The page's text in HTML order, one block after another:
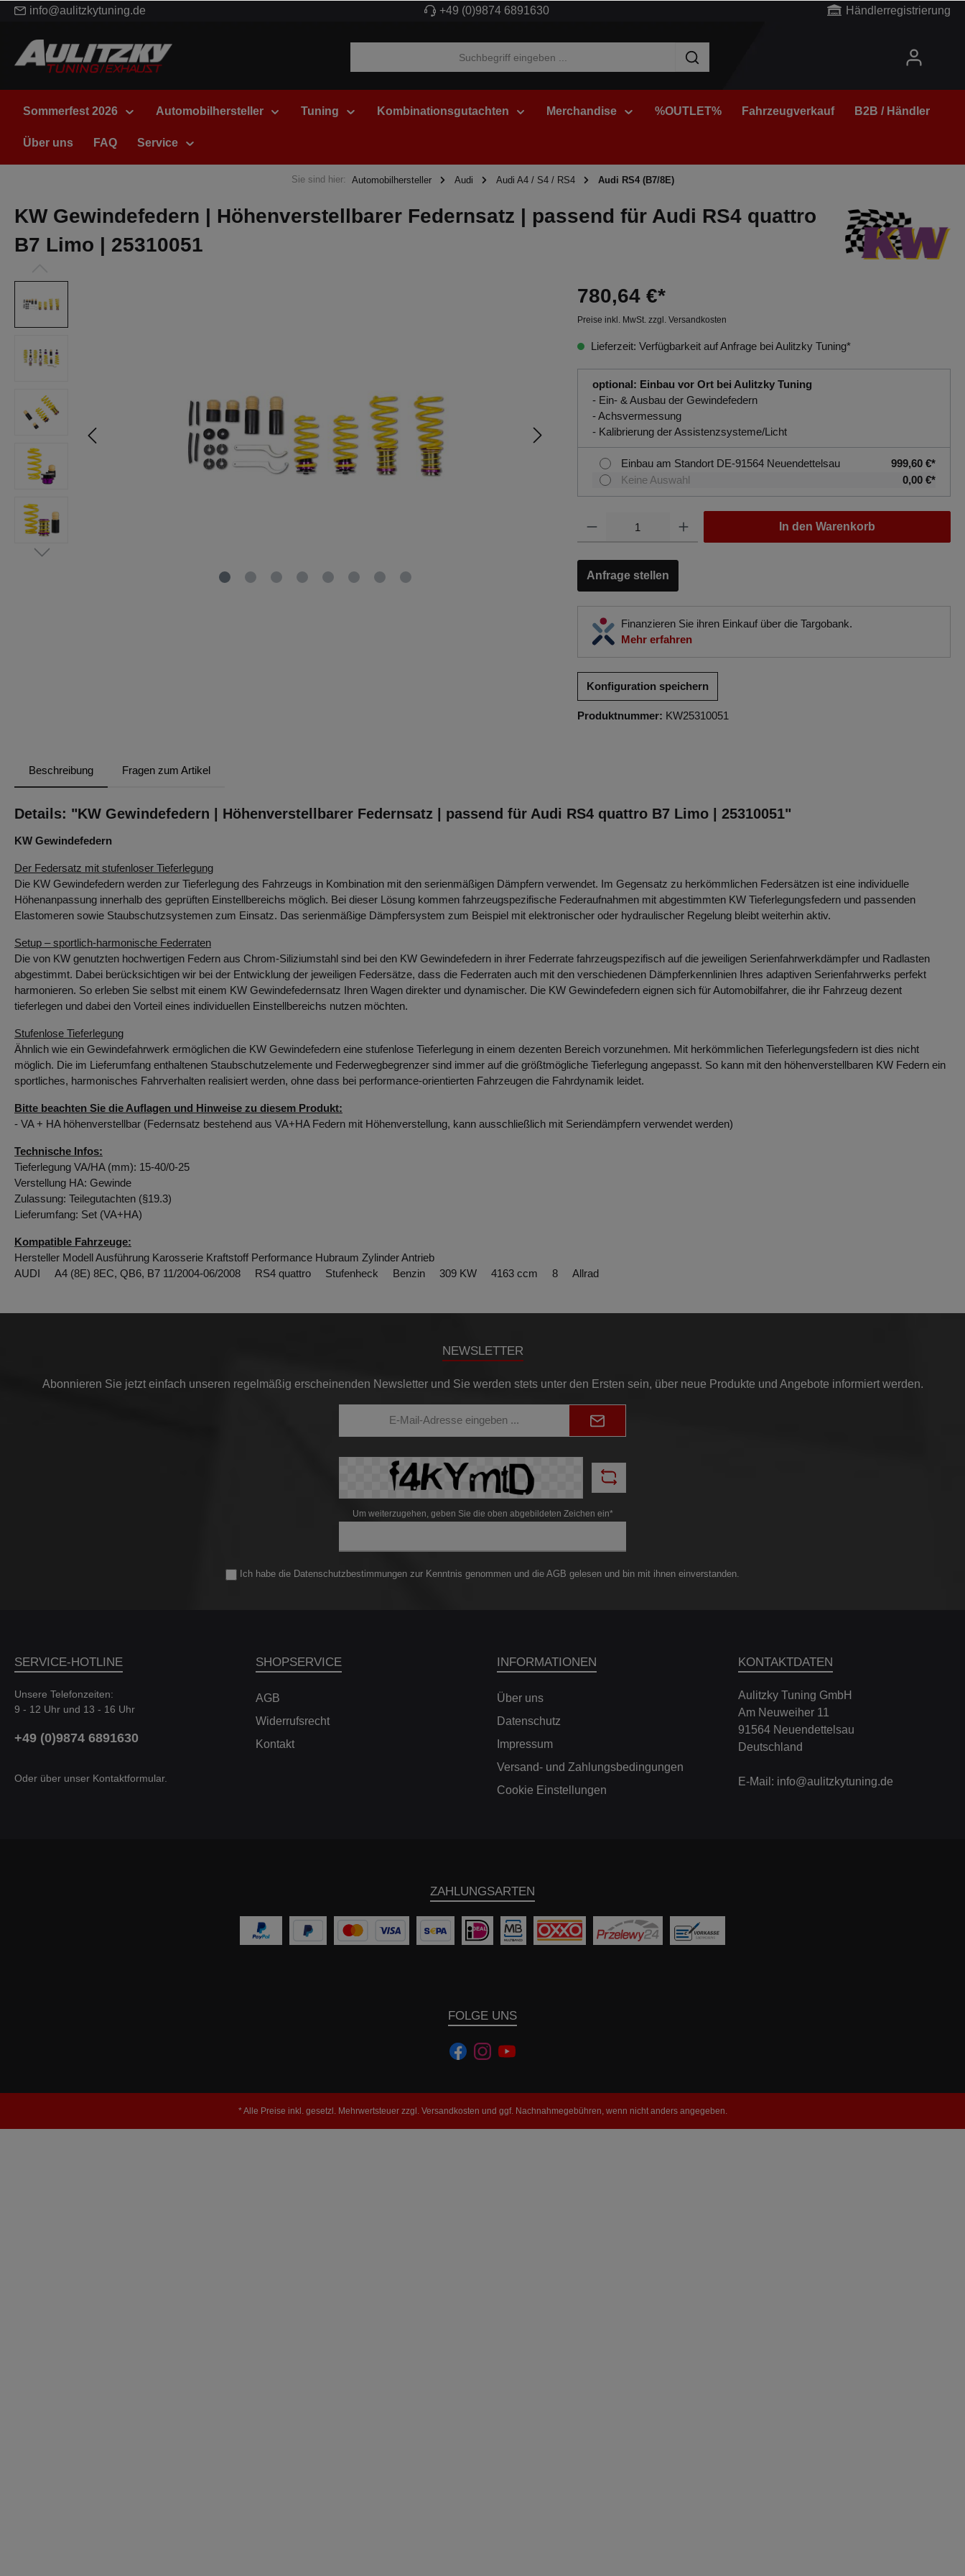
info@aulitzkytuning.de +49 (0)9874 6891630 Händlerregistrierung
Sommerfest 2026 Automobilhersteller Tuning Kombinationsgutachten Merchandise %OUTLET% Fahrzeugverkauf B2B / Händler
Über uns FAQ Service
Sie sind hier: Automobilhersteller Audi Audi A4 / S4 / RS4 Audi RS4 (B7/8E)
KW Gewindefedern | Höhenverstellbarer Federnsatz | passend für Audi RS4 quattro
B7 Limo | 25310051
780,64 €*
Preise inkl. MwSt. zzgl. Versandkosten
Lieferzeit: Verfügbarkeit auf Anfrage bei Aulitzky Tuning*
optional: Einbau vor Ort bei Aulitzky Tuning
- Ein- & Ausbau der Gewindefedern
- Achsvermessung
- Kalibrierung der Assistenzsysteme/Licht
Einbau am Standort DE-91564 Neuendettelsau
999,60 €*
Keine Auswahl
0,00 €*
In den Warenkorb
Anfrage stellen
Finanzieren Sie ihren Einkauf über die Targobank.
Mehr erfahren
Konfiguration speichern
Produktnummer: KW25310051
Beschreibung Fragen zum Artikel
Details: "KW Gewindefedern | Höhenverstellbarer Federnsatz | passend für Audi RS4 quattro B7 Limo | 25310051"
KW Gewindefedern
Der Federsatz mit stufenloser Tieferlegung
Die KW Gewindefedern werden zur Tieferlegung des Fahrzeugs in Kombination mit den serienmäßigen Dämpfern verwendet. Im Gegensatz zu herkömmlichen Federsätzen ist eine individuelle
Höhenanpassung innerhalb des geprüften Einstellbereichs möglich. Bei dieser Lösung kommen fahrzeugspezifische Federaufnahmen mit abgestimmten KW Tieferlegungsfedern und passenden
Elastomeren sowie Staubschutzsystemen zum Einsatz. Das serienmäßige Dämpfersystem zum Beispiel mit elektronischer oder hydraulischer Regelung bleibt weiterhin aktiv.
Setup – sportlich-harmonische Federraten
Die von KW genutzten hochwertigen Federn aus Chrom-Siliziumstahl sind bei den KW Gewindefedern in ihrer Federrate fahrzeugspezifisch auf die jeweiligen Serienfahrwerkdämpfer und Radlasten
abgestimmt. Dabei berücksichtigen wir bei der Entwicklung der jeweiligen Federsätze, dass die Federraten auch mit den verschiedenen Dämpferkennlinien Ihres adaptiven Serienfahrwerks perfekt
harmonieren. So erleben Sie selbst mit einem KW Gewindefedernsatz Ihren Wagen direkter und dynamischer. Die KW Gewindefedern eignen sich für Automobilfahrer, die ihr Fahrzeug dezent
tieferlegen und dabei den Vorteil eines individuellen Einstellbereichs nutzen möchten.
Stufenlose Tieferlegung
Ähnlich wie ein Gewindefahrwerk ermöglichen die KW Gewindefedern eine stufenlose Tieferlegung in einem dezenten Bereich vorzunehmen. Mit herkömmlichen Tieferlegungsfedern ist dies nicht
möglich. Die im Lieferumfang enthaltenen Staubschutzelemente und Federwegbegrenzer sind immer auf die größtmögliche Tieferlegung angepasst. So kann mit den höhenverstellbaren KW Federn ein
sportliches, harmonisches Fahrverhalten realisiert werden, ohne dass bei performance-orientierten Fahrzeugen die Fahrdynamik leidet.
Bitte beachten Sie die Auflagen und Hinweise zu diesem Produkt:
- VA + HA höhenverstellbar (Federnsatz bestehend aus VA+HA Federn mit Höhenverstellung, kann ausschließlich mit Seriendämpfern verwendet werden)
Technische Infos:
Tieferlegung VA/HA (mm): 15-40/0-25
Verstellung HA: Gewinde
Zulassung: Teilegutachten (§19.3)
Lieferumfang: Set (VA+HA)
Kompatible Fahrzeuge:
Hersteller Modell Ausführung Karosserie Kraftstoff Performance Hubraum Zylinder Antrieb
AUDI A4 (8E) 8EC, QB6, B7 11/2004-06/2008 RS4 quattro Stufenheck Benzin 309 KW 4163 ccm 8 Allrad
NEWSLETTER
Abonnieren Sie jetzt einfach unseren regelmäßig erscheinenden Newsletter und Sie werden stets unter den Ersten sein, über neue Produkte und Angebote informiert werden.
Mail-
Adresse*
Um weiterzugehen, geben Sie die oben abgebildeten Zeichen ein*
Ich habe die Datenschutzbestimmungen zur Kenntnis genommen und die AGB gelesen und bin mit ihnen einverstanden.
SERVICE-HOTLINE
Unsere Telefonzeiten:
9 - 12 Uhr und 13 - 16 Uhr
+49 (0)9874 6891630
Oder über unser Kontaktformular.
SHOPSERVICE
AGB
Widerrufsrecht
Kontakt
INFORMATIONEN
Über uns
Datenschutz
Impressum
Versand- und Zahlungsbedingungen
Cookie Einstellungen
KONTAKTDATEN
Aulitzky Tuning GmbH
Am Neuweiher 11
91564 Neuendettelsau
Deutschland
E-Mail: info@aulitzkytuning.de
ZAHLUNGSARTEN
FOLGE UNS
* Alle Preise inkl. gesetzl. Mehrwertsteuer zzgl. Versandkosten und ggf. Nachnahmegebühren, wenn nicht anders angegeben.